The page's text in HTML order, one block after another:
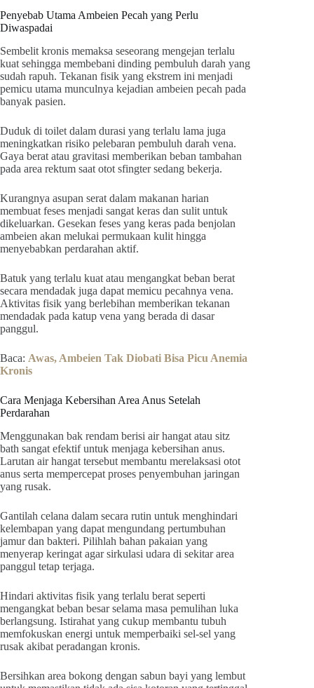
Penyebab Utama Ambeien Pecah yang Perlu
Diwaspadai
Sembelit kronis memaksa seseorang mengejan terlalu
kuat sehingga membebani dinding pembuluh darah yang
sudah rapuh. Tekanan fisik yang ekstrem ini menjadi
pemicu utama munculnya kejadian ambeien pecah pada
banyak pasien.
Duduk di toilet dalam durasi yang terlalu lama juga
meningkatkan risiko pelebaran pembuluh darah vena.
Gaya berat atau gravitasi memberikan beban tambahan
pada area rektum saat otot sfingter sedang bekerja.
Kurangnya asupan serat dalam makanan harian
membuat feses menjadi sangat keras dan sulit untuk
dikeluarkan. Gesekan feses yang keras pada benjolan
ambeien akan melukai permukaan kulit hingga
menyebabkan perdarahan aktif.
Batuk yang terlalu kuat atau mengangkat beban berat
secara mendadak juga dapat memicu pecahnya vena.
Aktivitas fisik yang berlebihan memberikan tekanan
mendadak pada katup vena yang berada di dasar
panggul.
Baca: Awas, Ambeien Tak Diobati Bisa Picu Anemia
Kronis
Cara Menjaga Kebersihan Area Anus Setelah
Perdarahan
Menggunakan bak rendam berisi air hangat atau sitz
bath sangat efektif untuk menjaga kebersihan anus.
Larutan air hangat tersebut membantu merelaksasi otot
anus serta mempercepat proses penyembuhan jaringan
yang rusak.
Gantilah celana dalam secara rutin untuk menghindari
kelembapan yang dapat mengundang pertumbuhan
jamur dan bakteri. Pilihlah bahan pakaian yang
menyerap keringat agar sirkulasi udara di sekitar area
panggul tetap terjaga.
Hindari aktivitas fisik yang terlalu berat seperti
mengangkat beban besar selama masa pemulihan luka
berlangsung. Istirahat yang cukup membantu tubuh
memfokuskan energi untuk memperbaiki sel-sel yang
rusak akibat peradangan kronis.
Bersihkan area bokong dengan sabun bayi yang lembut